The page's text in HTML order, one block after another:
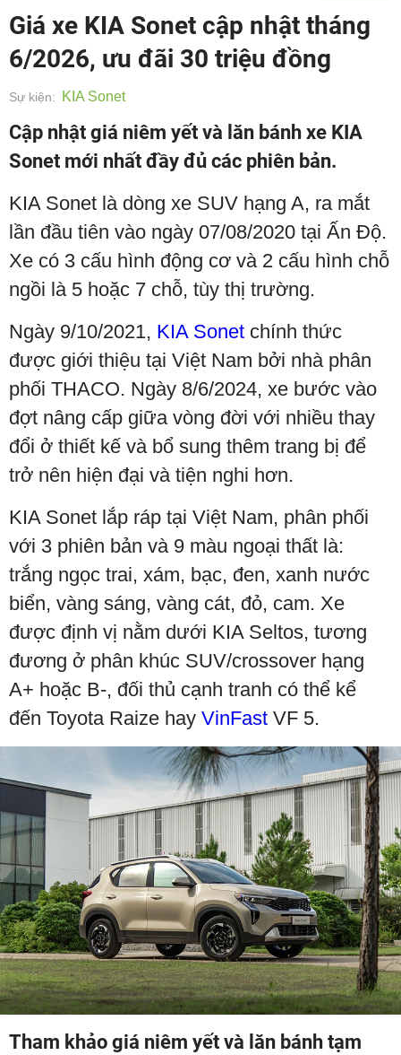
Giá xe KIA Sonet cập nhật tháng
6/2026, ưu đãi 30 triệu đồng
Sự kiện: KIA Sonet
Cập nhật giá niêm yết và lăn bánh xe KIA
Sonet mới nhất đầy đủ các phiên bản.
KIA Sonet là dòng xe SUV hạng A, ra mắt
lần đầu tiên vào ngày 07/08/2020 tại Ấn Độ.
Xe có 3 cấu hình động cơ và 2 cấu hình chỗ
ngồi là 5 hoặc 7 chỗ, tùy thị trường.
Ngày 9/10/2021, KIA Sonet chính thức
được giới thiệu tại Việt Nam bởi nhà phân
phối THACO. Ngày 8/6/2024, xe bước vào
đợt nâng cấp giữa vòng đời với nhiều thay
đổi ở thiết kế và bổ sung thêm trang bị để
trở nên hiện đại và tiện nghi hơn.
KIA Sonet lắp ráp tại Việt Nam, phân phối
với 3 phiên bản và 9 màu ngoại thất là:
trắng ngọc trai, xám, bạc, đen, xanh nước
biển, vàng sáng, vàng cát, đỏ, cam. Xe
được định vị nằm dưới KIA Seltos, tương
đương ở phân khúc SUV/crossover hạng
A+ hoặc B-, đối thủ cạnh tranh có thể kể
đến Toyota Raize hay VinFast VF 5.
Tham khảo giá niêm yết và lăn bánh tạm